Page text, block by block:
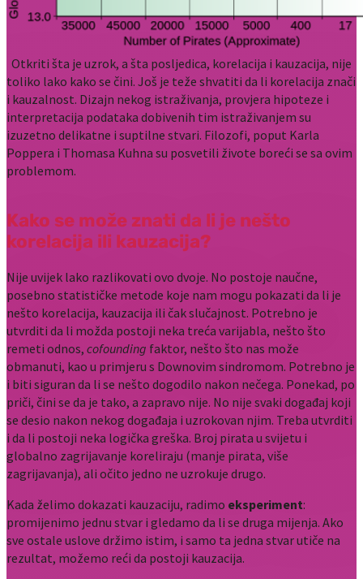
Otkriti šta je uzrok, a šta posljedica, korelacija i kauzacija, nije
toliko lako kako se čini. Još je teže shvatiti da li korelacija znači
i kauzalnost. Dizajn nekog istraživanja, provjera hipoteze i
interpretacija podataka dobivenih tim istraživanjem su
izuzetno delikatne i suptilne stvari. Filozofi, poput Karla
Poppera i Thomasa Kuhna su posvetili živote boreći se sa ovim
problemom.
Kako se može znati da li je nešto
korelacija ili kauzacija?
Nije uvijek lako razlikovati ovo dvoje. No postoje naučne,
posebno statističke metode koje nam mogu pokazati da li je
nešto korelacija, kauzacija ili čak slučajnost. Potrebno je
utvrditi da li možda postoji neka treća varijabla, nešto što
remeti odnos, cofounding faktor, nešto što nas može
obmanuti, kao u primjeru s Downovim sindromom. Potrebno je
i biti siguran da li se nešto dogodilo nakon nečega. Ponekad, po
priči, čini se da je tako, a zapravo nije. No nije svaki događaj koji
se desio nakon nekog događaja i uzrokovan njim. Treba utvrditi
i da li postoji neka logička greška. Broj pirata u svijetu i
globalno zagrijavanje koreliraju (manje pirata, više
zagrijavanja), ali očito jedno ne uzrokuje drugo.
Kada želimo dokazati kauzaciju, radimo eksperiment:
promijenimo jednu stvar i gledamo da li se druga mijenja. Ako
sve ostale uslove držimo istim, i samo ta jedna stvar utiče na
rezultat, možemo reći da postoji kauzacija.